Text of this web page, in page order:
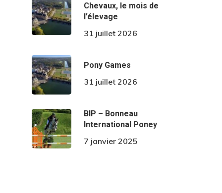
Chevaux, le mois de
l’élevage
31 juillet 2026
Pony Games
31 juillet 2026
BIP – Bonneau
International Poney
7 janvier 2025